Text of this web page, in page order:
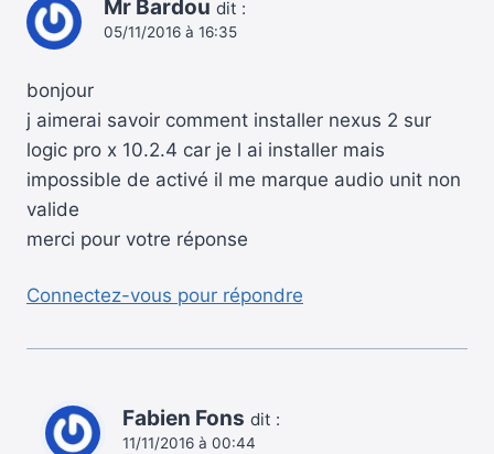
Mr Bardou dit :
05/11/2016 à 16:35
bonjour
j aimerai savoir comment installer nexus 2 sur
logic pro x 10.2.4 car je l ai installer mais
impossible de activé il me marque audio unit non
valide
merci pour votre réponse
Connectez-vous pour répondre
Fabien Fons dit :
11/11/2016 à 00:44